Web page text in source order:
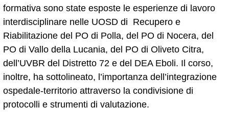
formativa sono state esposte le esperienze di lavoro
interdisciplinare nelle UOSD di Recupero e
Riabilitazione del PO di Polla, del PO di Nocera, del
PO di Vallo della Lucania, del PO di Oliveto Citra,
dell’UVBR del Distretto 72 e del DEA Eboli. Il corso,
inoltre, ha sottolineato, l’importanza dell’integrazione
ospedale-territorio attraverso la condivisione di
protocolli e strumenti di valutazione.